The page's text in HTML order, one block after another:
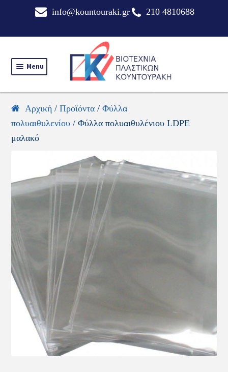
navigation
content
info@kountouraki.gr 210 4810688
Menu
Αρχική/ Προϊόντα/ Φύλλα
πολυαιθυλενίου / Φύλλα πολυαιθυλένιου LDPE
μαλακό